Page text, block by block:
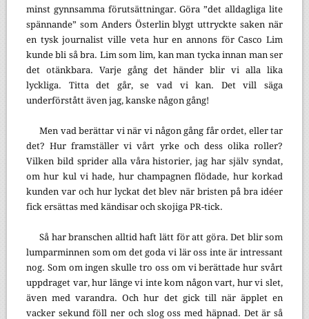
minst gynnsamma förutsättningar. Göra ”det alldagliga lite
spännande” som Anders Österlin blygt uttryckte saken när
en tysk journalist ville veta hur en annons för Casco Lim
kunde bli så bra. Lim som lim, kan man tycka innan man ser
det otänkbara. Varje gång det händer blir vi alla lika
lyckliga. Titta det går, se vad vi kan. Det vill säga
underförstått även jag, kanske någon gång!
Men vad berättar vi när vi någon gång får ordet, eller tar
det? Hur framställer vi vårt yrke och dess olika roller?
Vilken bild sprider alla våra historier, jag har själv syndat,
om hur kul vi hade, hur champagnen flödade, hur korkad
kunden var och hur lyckat det blev när bristen på bra idéer
fick ersättas med kändisar och skojiga PR-tick.
Så har branschen alltid haft lätt för att göra. Det blir som
lumparminnen som om det goda vi lär oss inte är intressant
nog. Som om ingen skulle tro oss om vi berättade hur svårt
uppdraget var, hur länge vi inte kom någon vart, hur vi slet,
även med varandra. Och hur det gick till när äpplet en
vacker sekund föll ner och slog oss med häpnad. Det är så